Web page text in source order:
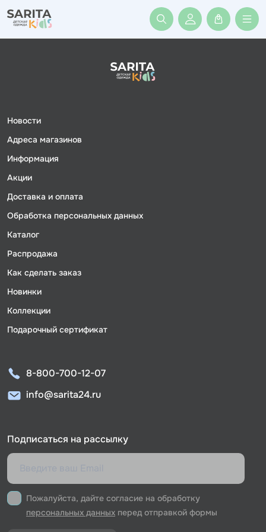
Войти или
Новости
Адреса магазинов
Информация
Акции
Доставка и оплата
Обработка персональных данных
Каталог
Распродажа
Как сделать заказ
Новинки
Коллекции
Подарочный сертификат
8-800-700-12-07
info@sarita24.ru
Подписаться на рассылку
Пожалуйста, дайте согласие на обработку
персональных данных перед отправкой формы